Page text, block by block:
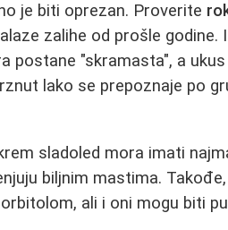
je biti oprezan. Proverite
zalihe od prošle godine.
postane "skramasta", a ukus
lako se prepoznaje po
sladoled mora imati
biljnim mastima.
ali i oni mogu biti